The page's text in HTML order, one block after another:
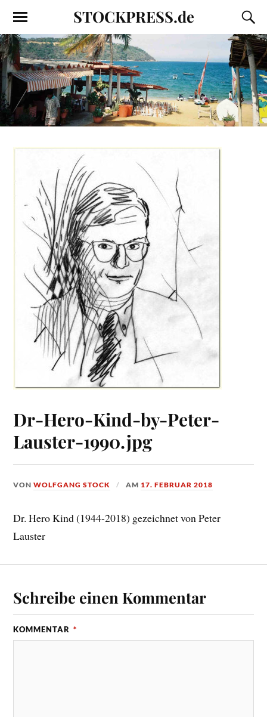
STOCKPRESS.de
Dr-Hero-Kind-by-Peter-
Lauster-1990.jpg
VONWOLFGANG STOCK AM 17. FEBRUAR 2018
Dr. Hero Kind (1944-2018) gezeichnet von Peter
Lauster
Schreibe einen Kommentar
KOMMENTAR *